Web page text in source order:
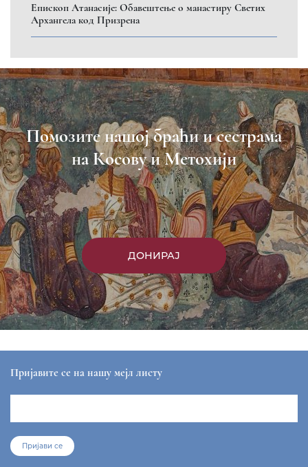
Eпископ Атанасије: Обавештење о манастиру Светих
Архангела код Призрена
Помозите нашој браћи и сестрама
на Косову и Метохији
ДОНИРАЈ
Пријавите се на нашу мејл листу
Пријави се